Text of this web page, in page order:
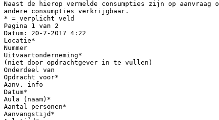
Naast de hierop vermelde consumpties zijn op aanvraag
andere consumpties verkrijgbaar.
* = verplicht veld
Pagina 1 van 2
Datum: 20-7-2017 4:22
Locatie*
Nummer
Uitvaartonderneming*
(niet door opdrachtgever in te vullen)
Onderdeel van
Opdracht voor*
Aanv. info
Datum*
Aula (naam)*
Aantal personen*
Aanvangstijd*